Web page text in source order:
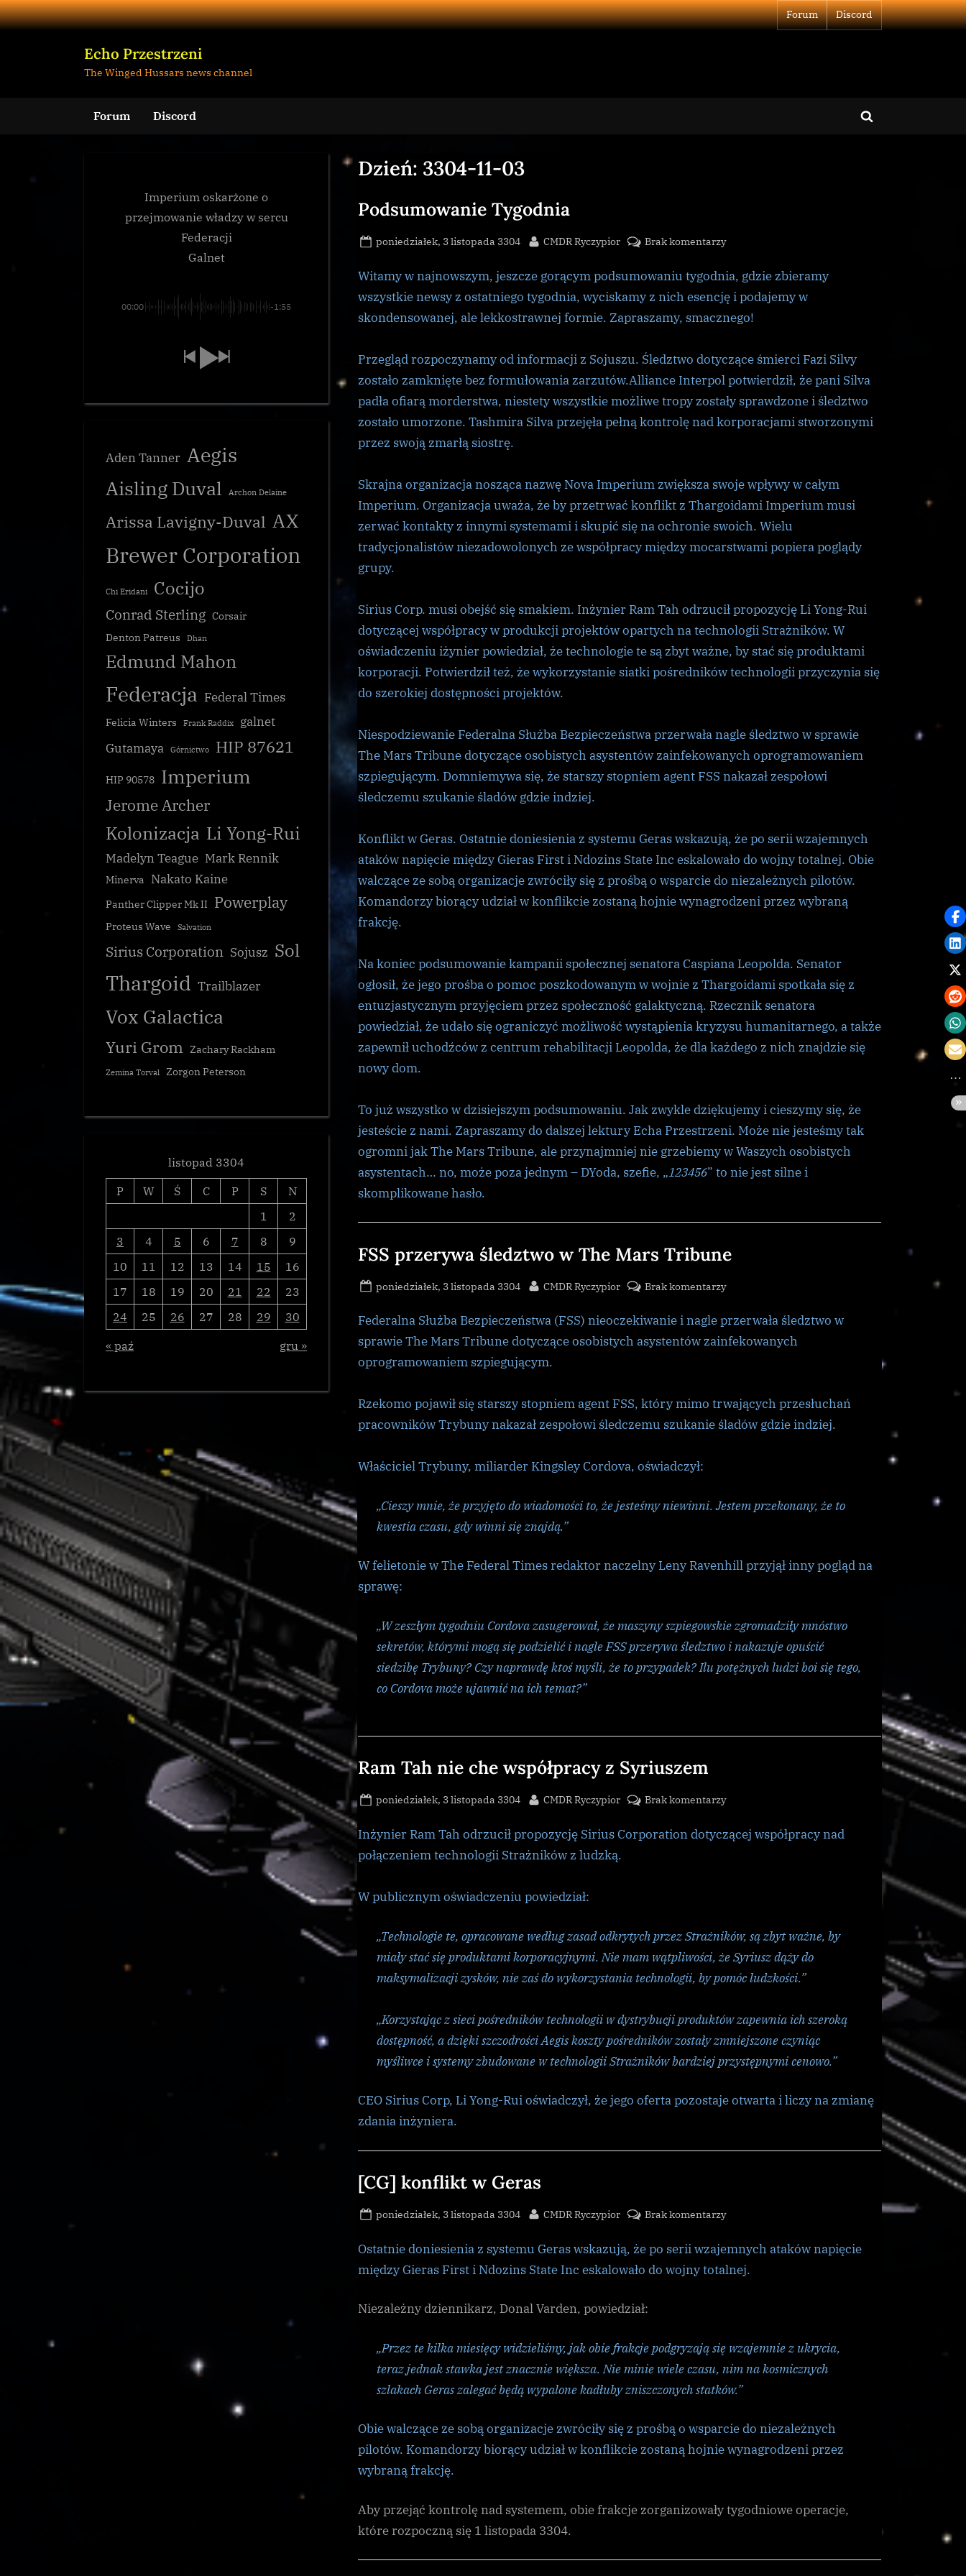
Skip
to
Forum Discord
Echo Przestrzeni
The Winged Hussars news channel
Forum Discord
Toggle
Dzień: 3304-11-03
Podsumowanie Tygodnia
Posted
poniedziałek, 3 listopada 3304 By
CMDR Ryczypior Brak komentarzydo
Tygodnia
Witamy w najnowszym, jeszcze gorącym podsumowaniu tygodnia, gdzie zbieramy
wszystkie newsy z ostatniego tygodnia, wyciskamy z nich esencję i podajemy w
skondensowanej, ale lekkostrawnej formie. Zapraszamy, smacznego!
Przegląd rozpoczynamy od informacji z Sojuszu. Śledztwo dotyczące śmierci Fazi Silvy
zostało zamknięte bez formułowania zarzutów.Alliance Interpol potwierdził, że pani Silva
padła ofiarą morderstwa, niestety wszystkie możliwe tropy zostały sprawdzone i śledztwo
zostało umorzone. Tashmira Silva przejęła pełną kontrolę nad korporacjami stworzonymi
przez swoją zmarłą siostrę.
Skrajna organizacja nosząca nazwę Nova Imperium zwiększa swoje wpływy w całym
Imperium. Organizacja uważa, że by przetrwać konflikt z Thargoidami Imperium musi
zerwać kontakty z innymi systemami i skupić się na ochronie swoich. Wielu
tradycjonalistów niezadowolonych ze współpracy między mocarstwami popiera poglądy
grupy.
Sirius Corp. musi obejść się smakiem. Inżynier Ram Tah odrzucił propozycję Li Yong-Rui
dotyczącej współpracy w produkcji projektów opartych na technologii Strażników. W
oświadczeniu iżynier powiedział, że technologie te są zbyt ważne, by stać się produktami
korporacji. Potwierdził też, że wykorzystanie siatki pośredników technologii przyczynia się
do szerokiej dostępności projektów.
Niespodziewanie Federalna Służba Bezpieczeństwa przerwała nagle śledztwo w sprawie
The Mars Tribune dotyczące osobistych asystentów zainfekowanych oprogramowaniem
szpiegującym. Domniemywa się, że starszy stopniem agent FSS nakazał zespołowi
śledczemu szukanie śladów gdzie indziej.
Konflikt w Geras. Ostatnie doniesienia z systemu Geras wskazują, że po serii wzajemnych
ataków napięcie między Gieras First i Ndozins State Inc eskalowało do wojny totalnej. Obie
walczące ze sobą organizacje zwróciły się z prośbą o wsparcie do niezależnych pilotów.
Komandorzy biorący udział w konflikcie zostaną hojnie wynagrodzeni przez wybraną
frakcję.
Na koniec podsumowanie kampanii społecznej senatora Caspiana Leopolda. Senator
ogłosił, że jego prośba o pomoc poszkodowanym w wojnie z Thargoidami spotkała się z
entuzjastycznym przyjęciem przez społeczność galaktyczną. Rzecznik senatora
powiedział, że udało się ograniczyć możliwość wystąpienia kryzysu humanitarnego, a także
zapewnił uchodźców z centrum rehabilitacji Leopolda, że dla każdego z nich znajdzie się
nowy dom.
To już wszystko w dzisiejszym podsumowaniu. Jak zwykle dziękujemy i cieszymy się, że
jesteście z nami. Zapraszamy do dalszej lektury Echa Przestrzeni. Może nie jesteśmy tak
ogromni jak The Mars Tribune, ale przynajmniej nie grzebiemy w Waszych osobistych
asystentach… no, może poza jednym – DYoda, szefie, „123456” to nie jest silne i
skomplikowane hasło.
FSS przerywa śledztwo w The Mars Tribune
Posted
poniedziałek, 3 listopada 3304 By
CMDR Ryczypior Brak komentarzydo
przerywa
śledztwo
Tribune
Federalna Służba Bezpieczeństwa (FSS) nieoczekiwanie i nagle przerwała śledztwo w
sprawie The Mars Tribune dotyczące osobistych asystentów zainfekowanych
oprogramowaniem szpiegującym.
Rzekomo pojawił się starszy stopniem agent FSS, który mimo trwających przesłuchań
pracowników Trybuny nakazał zespołowi śledczemu szukanie śladów gdzie indziej.
Właściciel Trybuny, miliarder Kingsley Cordova, oświadczył:
„Cieszy mnie, że przyjęto do wiadomości to, że jesteśmy niewinni. Jestem przekonany, że to
kwestia czasu, gdy winni się znajdą.”
W felietonie w The Federal Times redaktor naczelny Leny Ravenhill przyjął inny pogląd na
sprawę:
„W zeszłym tygodniu Cordova zasugerował, że maszyny szpiegowskie zgromadziły mnóstwo
sekretów, którymi mogą się podzielić i nagle FSS przerywa śledztwo i nakazuje opuścić
siedzibę Trybuny? Czy naprawdę ktoś myśli, że to przypadek? Ilu potężnych ludzi boi się tego,
co Cordova może ujawnić na ich temat?”
Ram Tah nie che współpracy z Syriuszem
Posted
poniedziałek, 3 listopada 3304 By
CMDR Ryczypior Brak komentarzydo
Tah
Inżynier Ram Tah odrzucił propozycję Sirius Corporation dotyczącej współpracy nad
połączeniem technologii Strażników z ludzką.
W publicznym oświadczeniu powiedział:
„Technologie te, opracowane według zasad odkrytych przez Strażników, są zbyt ważne, by
miały stać się produktami korporacyjnymi. Nie mam wątpliwości, że Syriusz dąży do
maksymalizacji zysków, nie zaś do wykorzystania technologii, by pomóc ludzkości.”
„Korzystając z sieci pośredników technologii w dystrybucji produktów zapewnia ich szeroką
dostępność, a dzięki szczodrości Aegis koszty pośredników zostały zmniejszone czyniąc
myśliwce i systemy zbudowane w technologii Strażników bardziej przystępnymi cenowo.”
CEO Sirius Corp, Li Yong-Rui oświadczył, że jego oferta pozostaje otwarta i liczy na zmianę
zdania inżyniera.
[CG] konflikt w Geras
Posted
poniedziałek, 3 listopada 3304 By
CMDR Ryczypior Brak komentarzydo
konflikt
w
Ostatnie doniesienia z systemu Geras wskazują, że po serii wzajemnych ataków napięcie
między Gieras First i Ndozins State Inc eskalowało do wojny totalnej.
Niezależny dziennikarz, Donal Varden, powiedział:
„Przez te kilka miesięcy widzieliśmy, jak obie frakcje podgryzają się wzajemnie z ukrycia,
teraz jednak stawka jest znacznie większa. Nie minie wiele czasu, nim na kosmicznych
szlakach Geras zalegać będą wypalone kadłuby zniszczonych statków.”
Obie walczące ze sobą organizacje zwróciły się z prośbą o wsparcie do niezależnych
pilotów. Komandorzy biorący udział w konflikcie zostaną hojnie wynagrodzeni przez
wybraną frakcję.
Aby przejąć kontrolę nad systemem, obie frakcje zorganizowały tygodniowe operacje,
które rozpoczną się 1 listopada 3304.
Imperium oskarżone o
przejmowanie władzy w sercu
Federacji
Galnet
00:00 -1:55
Aden Tanner Aegis
Aisling Duval Archon Delaine
Arissa Lavigny-Duval AX
Brewer Corporation
Chi Eridani Cocijo
Conrad Sterling Corsair
Denton Patreus
Dhan
Edmund Mahon
Federacja Federal Times
Felicia Winters Frank Raddix
galnet
Gutamaya
Górnictwo HIP 87621
HIP 90578 Imperium
Jerome Archer
Kolonizacja Li Yong-Rui
Madelyn Teague Mark Rennik
Minerva Nakato Kaine
Panther Clipper Mk II Powerplay
Proteus Wave Salvation
Sirius Corporation Sojusz Sol
Thargoid Trailblazer
Vox Galactica
Yuri Grom Zachary Rackham
Zemina Torval Zorgon Peterson
listopad 3304
P
W Ś C P S
N
1
2
3
4 5 6 7 8
9
10
11 12 13 14 15
16
17
18 19 20 21 22
23
24
25 26 27 28 29
30
« paź
gru »